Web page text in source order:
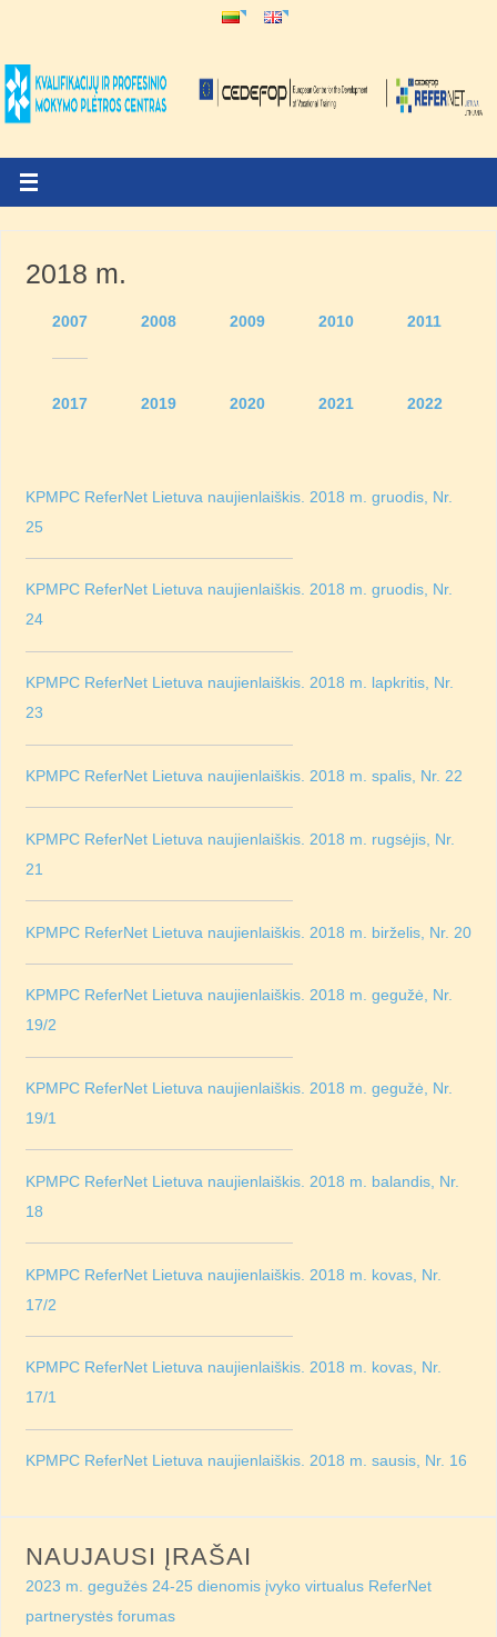
2018 m.
2007 2008 2009 2010 2011
2017 2019 2020 2021 2022
KPMPC ReferNet Lietuva naujienlaiškis. 2018 m. gruodis, Nr.
25
KPMPC ReferNet Lietuva naujienlaiškis. 2018 m. gruodis, Nr.
24
KPMPC ReferNet Lietuva naujienlaiškis. 2018 m. lapkritis, Nr.
23
KPMPC ReferNet Lietuva naujienlaiškis. 2018 m. spalis, Nr. 22
KPMPC ReferNet Lietuva naujienlaiškis. 2018 m. rugsėjis, Nr.
21
KPMPC ReferNet Lietuva naujienlaiškis. 2018 m. birželis, Nr. 20
KPMPC ReferNet Lietuva naujienlaiškis. 2018 m. gegužė, Nr.
19/2
KPMPC ReferNet Lietuva naujienlaiškis. 2018 m. gegužė, Nr.
19/1
KPMPC ReferNet Lietuva naujienlaiškis. 2018 m. balandis, Nr.
18
KPMPC ReferNet Lietuva naujienlaiškis. 2018 m. kovas, Nr.
17/2
KPMPC ReferNet Lietuva naujienlaiškis. 2018 m. kovas, Nr.
17/1
KPMPC ReferNet Lietuva naujienlaiškis. 2018 m. sausis, Nr. 16
NAUJAUSI ĮRAŠAI
2023 m. gegužės 24-25 dienomis įvyko virtualus ReferNet
partnerystės forumas